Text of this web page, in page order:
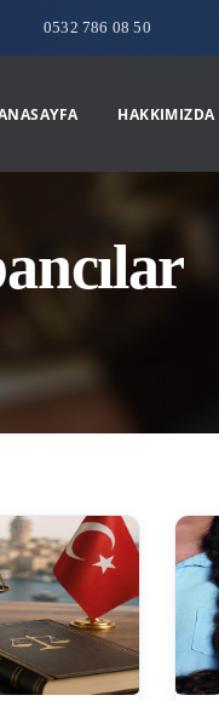
0532 786 08 50
HAKKIMIZDA